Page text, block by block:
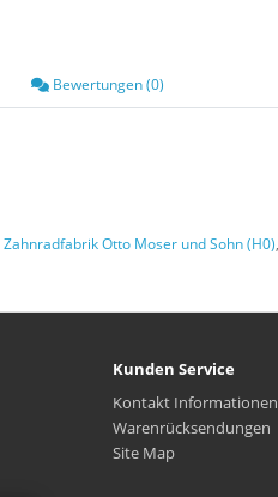
Bewertungen (0)
Zahnradfabrik Otto Moser und Sohn (H0),
Kunden Service
Kontakt Informationen
Warenrücksendungen
Site Map